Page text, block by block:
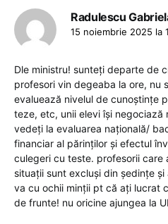
Radulescu
15 noiembrie 2025 la
Dle ministru! sunteți departe de
profesori vin degeaba la ore, nu
evaluează nivelul de cunoștințe
teze, etc, unii elevi își
vedeți la evaluarea națională/
financiar al părinților și efectul
culegeri cu teste. profesorii
situații sunt excluși din ședințe
va cu ochii minții pt că ați lucrat
de frunte! nu oricine ajungea la